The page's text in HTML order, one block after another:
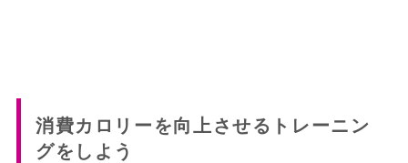
消費カロリーを向上させるトレーニン
グをしよう